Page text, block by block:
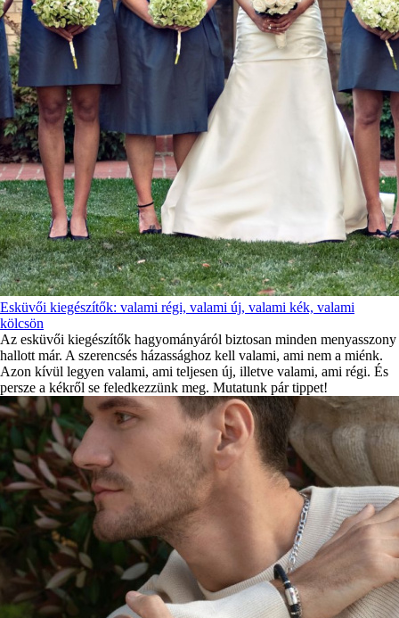
Esküvői kiegészítők: valami régi, valami új, valami kék, valami
kölcsön
Az esküvői kiegészítők hagyományáról biztosan minden menyasszony
hallott már. A szerencsés házassághoz kell valami, ami nem a miénk.
Azon kívül legyen valami, ami teljesen új, illetve valami, ami régi. És
persze a kékről se feledkezzünk meg. Mutatunk pár tippet!